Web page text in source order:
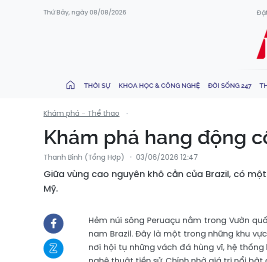
Thứ Bảy, ngày 08/08/2026
THỜI SỰ KHOA HỌC & CÔNG NGHỆ ĐỜI SỐNG 247
Khám phá - Thể thao
Khám phá hang động
Thanh Bình (tổng Hợp) 03/06/2026 12:47
Giữa vùng cao nguyên khô cằn của Brazil, có
Mỹ.
Hẻm núi sông Peruaçu nằm trong Vườn
nam Brazil. Đây là một trong những khu
nơi hội tụ những vách đá hùng vĩ, hệ